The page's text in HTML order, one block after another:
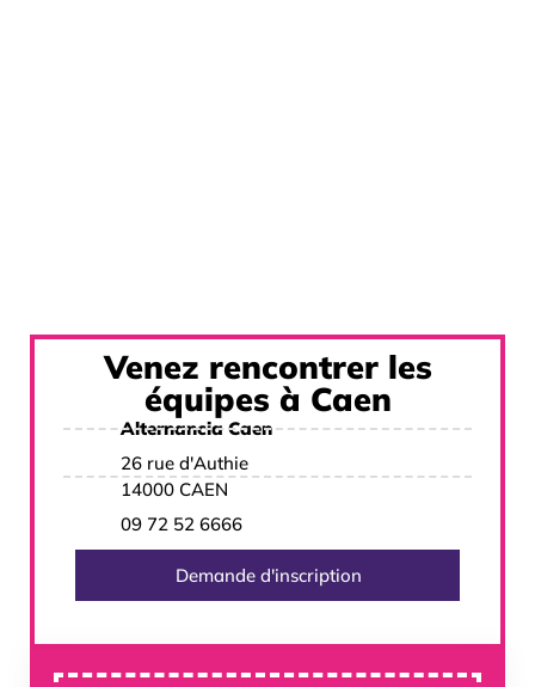
Venez rencontrer les
équipes à Caen
Alternancia Caen
26 rue d'Authie
14000 CAEN
09 72 52 6666
Demande d'inscription